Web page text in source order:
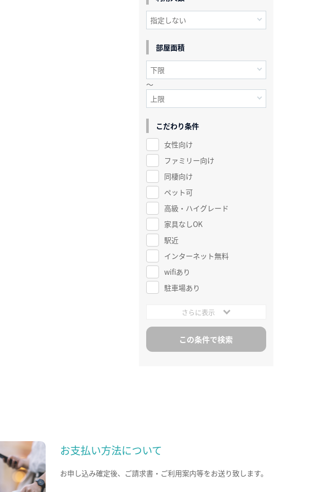
部屋面積
～
こだわり条件
女性向け
ファミリー向け
同棲向け
ペット可
高級・ハイグレード
家具なしOK
駅近
インターネット無料
wifiあり
駐車場あり
さらに表示
お支払い方法について
お申し込み確定後、ご請求書・ご利用案内等をお送り致します。